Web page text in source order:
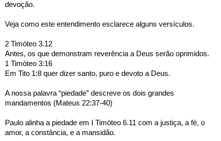
devoção.
Veja como este entendimento esclarece alguns versículos.
2 Timóteo 3.12
Antes, os que demonstram reverência a Deus serão oprimidos.
1 Timóteo 3:16
Em Tito 1:8 quer dizer santo, puro e devoto a Deus.
A nossa palavra “piedade” descreve os dois grandes
mandamentos (Mateus 22:37-40)
Paulo alinha a piedade em I Timóteo 6.11 com a justiça, a fé, o
amor, a constância, e a mansidão.